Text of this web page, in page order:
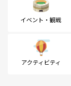
イベント・観戦
アクティビティ